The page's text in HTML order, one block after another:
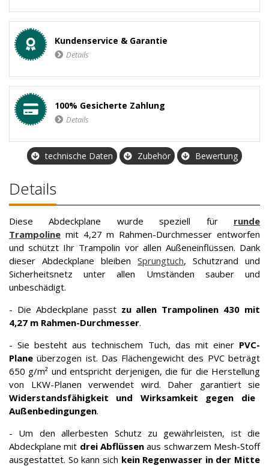
Kundenservice & Garantie
Details
100% Gesicherte Zahlung
Details
technische Daten Zubehör Bewertung
Details
Diese Abdeckplane wurde speziell für
runde
Trampoline mit 4,27 m Rahmen-Durchmesser entworfen
und schützt Ihr Trampolin vor allen Außeneinflüssen. Dank
dieser Abdeckplane bleiben Sprungtuch, Schutzrand und
Sicherheitsnetz unter allen Umständen sauber und
unbeschädigt.
- Die Abdeckplane passt zu allen Trampolinen 430 mit
4,27 m Rahmen-Durchmesser.
- Sie besteht aus technischem Tuch, das mit einer PVC-
Plane überzogen ist. Das Flächengewicht des PVC beträgt
650 g/m² und entspricht derjenigen, die für die Herstellung
von LKW-Planen verwendet wird. Daher garantiert sie
Widerstandsfähigkeit und Wirksamkeit gegen die
Außenbedingungen.
- Um den allerbesten Schutz zu gewährleisten, ist die
Abdeckplane mit drei Abflüssen aus schwarzem Mesh-Stoff
ausgestattet. So kann sich kein Regenwasser in der Mitte